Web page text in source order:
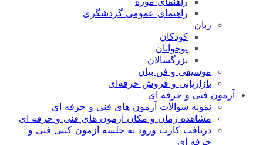
راهنمای عمومی گردشگری
زبان
کودکان
نوجوانان
بزرگسالان
موسیقی و فن بیان
بازاریابی و فروش حرفه‌ای
آزمون فنی و حرفه ای
نمونه سوالات آزمون های فنی و حرفه ای
مشاهده زمان و مکان آزمون های فنی و حرفه ای
دریافت کارت ورود به جلسه آزمون کتبی فنی و
حرفه ای